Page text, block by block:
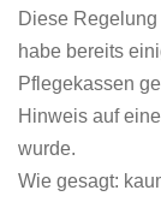
Diese
habe bereits
Pflegekassen
Hinweis auf
wurde.
Wie gesagt: